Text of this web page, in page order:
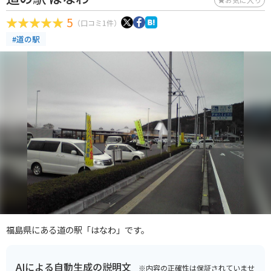
5 （口コミ1件）
#道の駅
福島県にある道の駅「はなわ」です。
AIによる自動生成の説明文 ※内容の正確性は保証されていませ